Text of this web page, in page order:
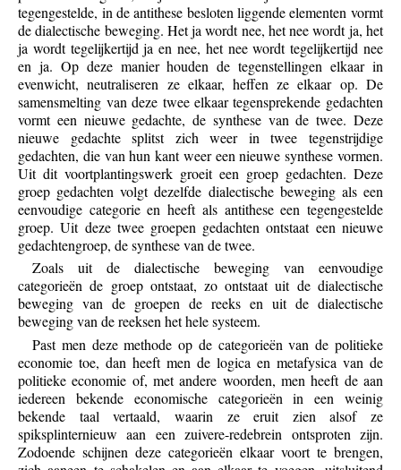
tegengestelde, in de antithese besloten liggende elementen vormt
de dialectische beweging. Het ja wordt nee, het nee wordt ja, het
ja wordt tegelijkertijd ja en nee, het nee wordt tegelijkertijd nee
en ja. Op deze manier houden de tegenstellingen elkaar in
evenwicht, neutraliseren ze elkaar, heffen ze elkaar op. De
samensmelting van deze twee elkaar tegensprekende gedachten
vormt een nieuwe gedachte, de synthese van de twee. Deze
nieuwe gedachte splitst zich weer in twee tegenstrijdige
gedachten, die van hun kant weer een nieuwe synthese vormen.
Uit dit voortplantingswerk groeit een groep gedachten. Deze
groep gedachten volgt dezelfde dialectische beweging als een
eenvoudige categorie en heeft als antithese een tegengestelde
groep. Uit deze twee groepen gedachten ontstaat een nieuwe
gedachtengroep, de synthese van de twee.
Zoals uit de dialectische beweging van eenvoudige
categorieën de groep ontstaat, zo ontstaat uit de dialectische
beweging van de groepen de reeks en uit de dialectische
beweging van de reeksen het hele systeem.
Past men deze methode op de categorieën van de politieke
economie toe, dan heeft men de logica en metafysica van de
politieke economie of, met andere woorden, men heeft de aan
iedereen bekende economische categorieën in een weinig
bekende taal vertaald, waarin ze eruit zien alsof ze
spiksplinternieuw aan een zuivere-redebrein ontsproten zijn.
Zodoende schijnen deze categorieën elkaar voort te brengen,